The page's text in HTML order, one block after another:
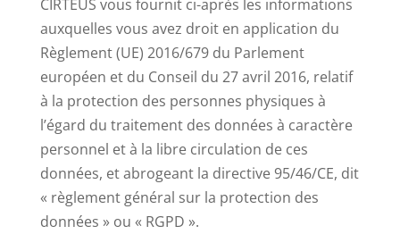
CIRTEUS vous fournit ci-après les informations
auxquelles vous avez droit en application du
Règlement (UE) 2016/679 du Parlement
européen et du Conseil du 27 avril 2016, relatif
à la protection des personnes physiques à
l’égard du traitement des données à caractère
personnel et à la libre circulation de ces
données, et abrogeant la directive 95/46/CE, dit
« règlement général sur la protection des
données » ou « RGPD ».